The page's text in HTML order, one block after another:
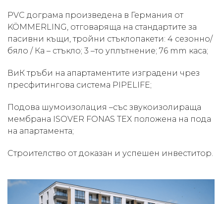
PVC дограма произведена в Германия от
KÖMMERLING, отговаряща на стандартите за
пасивни къщи, тройни стъклопакети: 4 сезонно/
бяло / Ка – стъкло; 3 –то уплътнение; 76 mm каса;
ВиК тръби на апартаментите изградени чрез
пресфитингова система PIPELIFE;
Подова шумоизолация –със звукоизолираща
мембрана ISOVER FONAS TEX положена на пода
на апартамента;
Строителство от доказан и успешен инвеститор.